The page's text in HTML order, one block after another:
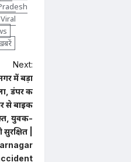
Viral
Next:
में बड़ा
डंपर की
से बाइक
युवक-
|